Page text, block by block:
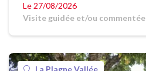
Le 27/08/2026
Visite guidée et/ou commentée